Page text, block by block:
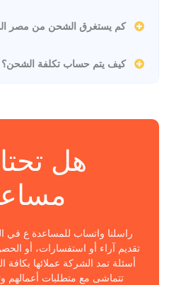
كم يستغرق الشحن من مصر
كيف يتم حساب تكلفة الشحن؟
هل
راسلنا واتساب للمساعدة ع في
تقديم آراء أو استفسارات، أو
أسئلة تمد الشركة عملائها بكافة
تتماشى مع متطلبات أعمالهم